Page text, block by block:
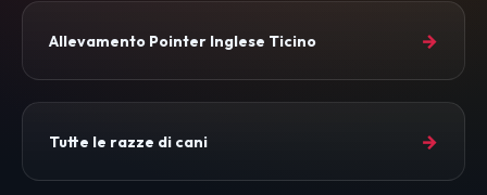
Allevamento Pointer Inglese Ticino →
Tutte le razze di cani →